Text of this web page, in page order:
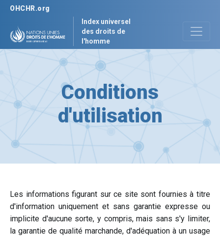
OHCHR.org
Index universel
des droits de
l'homme
Conditions
d'utilisation
Les informations figurant sur ce site sont fournies à titre
d'information uniquement et sans garantie expresse ou
implicite d'aucune sorte, y compris, mais sans s'y limiter,
la garantie de qualité marchande, d'adéquation à un usage